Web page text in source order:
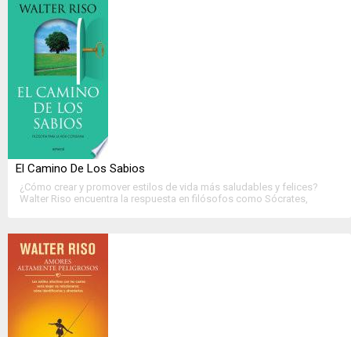
El Camino De Los Sabios
¿Cómo crear y promover estilos de vida más saludables y felices?
Walter Riso encuentra la respuesta en filósofos como Sócrates,
>>Ver Ficha Completa